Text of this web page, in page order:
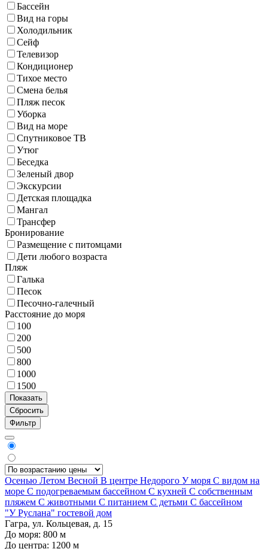
Бассейн
Вид на горы
Холодильник
Сейф
Телевизор
Кондиционер
Тихое место
Смена белья
Пляж песок
Уборка
Вид на море
Спутниковое ТВ
Утюг
Беседка
Зеленый двор
Экскурсии
Детская площадка
Мангал
Трансфер
Бронирование
Размещение с питомцами
Дети любого возраста
Пляж
Галька
Песок
Песочно-галечный
Расстояние до моря
100
200
500
800
1000
1500
Фильтр
Осенью Летом Весной В центре Недорого У моря С видом на
море С подогреваемым бассейном С кухней С собственным
пляжем С животными С питанием С детьми С бассейном
"У Руслана" гостевой дом
Гагра, ул. Кольцевая, д. 15
До моря: 800 м
До центра: 1200 м